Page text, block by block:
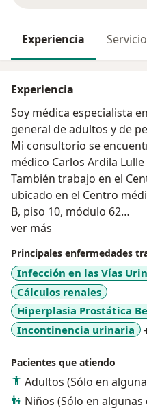
Experiencia
Experiencia
Soy médica especialista
general de adultos y de
Mi consultorio se
médico Carlos Ardila
También trabajo en el
ubicado en el Centro
B, piso 10, módulo 62
Para cualquier duda o
ver más
Principales enfermedades
Infección en las Vías
Cálculos renales
Hiperplasia Prostática
Incontinencia urinaria
Pacientes que atiendo
Adultos (Sólo en
Niños (Sólo en